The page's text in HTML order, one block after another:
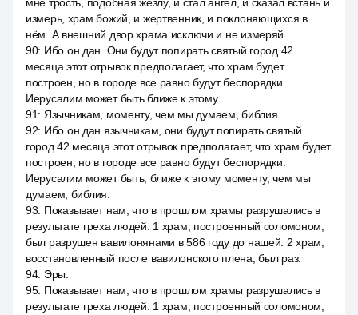
измерь, храм божий, и жертвенник, и поклоняющихся в
нём. А внешний двор храма исключи и не измеряй.
90: Ибо он дан. Они будут попирать святый город 42
месяца этот отрывок предполагает, что храм будет
построен, но в городе все равно будут беспорядки.
Иерусалим может быть ближе к этому.
91: Язычникам, моменту, чем мы думаем, библия.
92: Ибо он дан язычникам, они будут попирать святый
город 42 месяца этот отрывок предполагает, что храм будет
построен, но в городе все равно будут беспорядки.
Иерусалим может быть, ближе к этому моменту, чем мы
думаем, библия.
93: Показывает нам, что в прошлом храмы разрушались в
результате греха людей. 1 храм, построенный соломоном,
был разрушен вавилонянами в 586 году до нашей. 2 храм,
восстановленный после вавилонского плена, был раз.
94: Эры.
95: Показывает нам, что в прошлом храмы разрушались в
результате греха людей. 1 храм, построенный соломоном,